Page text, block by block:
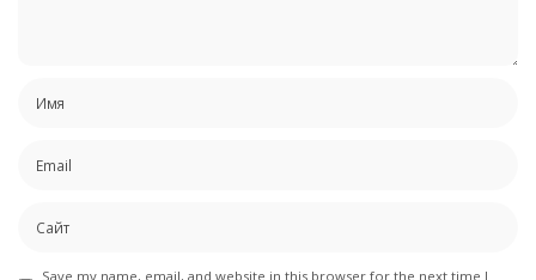
Save my name, email, and website in this browser for the next time I